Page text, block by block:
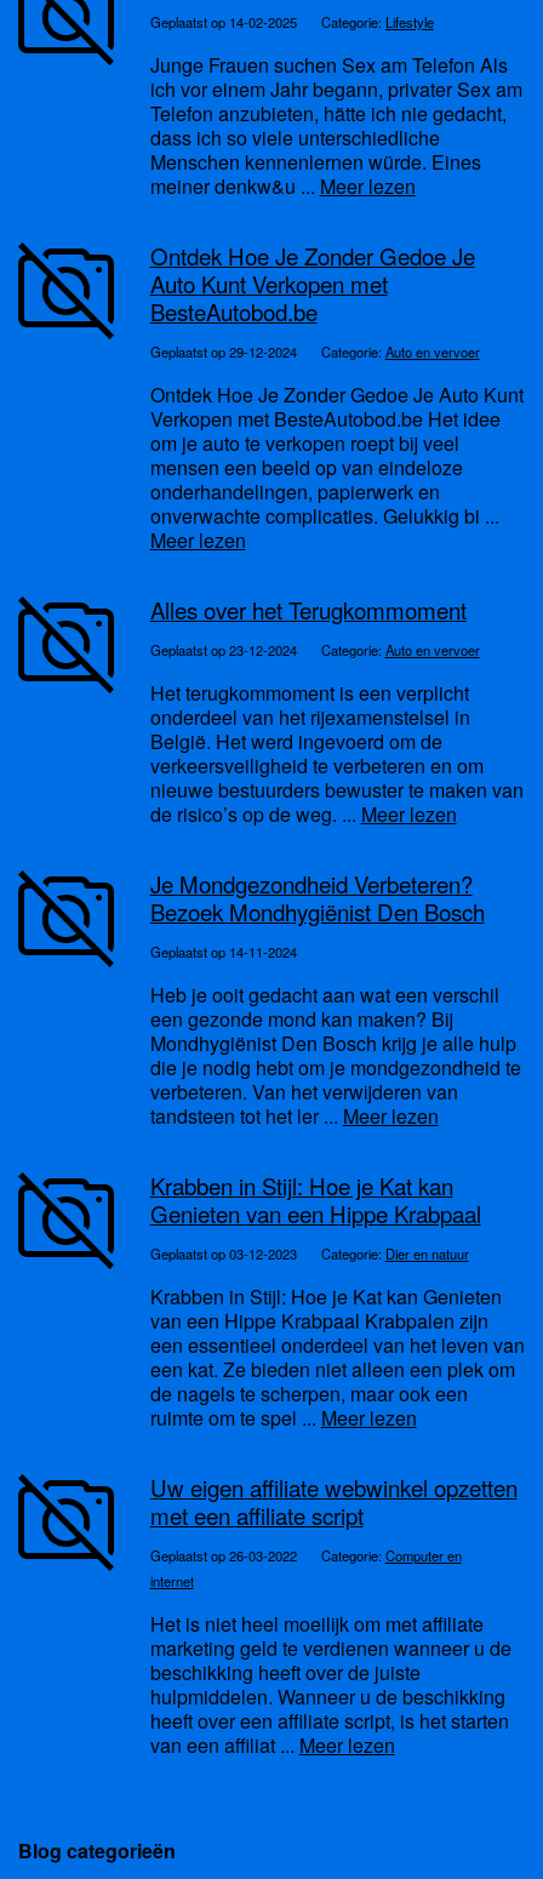
Geplaatst op 14-02-2025 Categorie:Lifestyle
Junge Frauen suchen Sex am Telefon Als
ich vor einem Jahr begann, privater Sex am
Telefon anzubieten, hätte ich nie gedacht,
dass ich so viele unterschiedliche
Menschen kennenlernen würde. Eines
meiner denkw&u ... Meer lezen
Ontdek Hoe Je Zonder Gedoe Je
Auto Kunt Verkopen met
BesteAutobod.be
Geplaatst op 29-12-2024 Categorie:Auto en vervoer
Ontdek Hoe Je Zonder Gedoe Je Auto Kunt
Verkopen met BesteAutobod.be Het idee
om je auto te verkopen roept bij veel
mensen een beeld op van eindeloze
onderhandelingen, papierwerk en
onverwachte complicaties. Gelukkig bi ...
Meer lezen
Alles over het Terugkommoment
Geplaatst op 23-12-2024 Categorie:Auto en vervoer
Het terugkommoment is een verplicht
onderdeel van het rijexamenstelsel in
België. Het werd ingevoerd om de
verkeersveiligheid te verbeteren en om
nieuwe bestuurders bewuster te maken van
de risico’s op de weg. ... Meer lezen
Je Mondgezondheid Verbeteren?
Bezoek Mondhygiënist Den Bosch
Geplaatst op 14-11-2024
Heb je ooit gedacht aan wat een verschil
een gezonde mond kan maken? Bij
Mondhygiënist Den Bosch krijg je alle hulp
die je nodig hebt om je mondgezondheid te
verbeteren. Van het verwijderen van
tandsteen tot het ler ... Meer lezen
Krabben in Stijl: Hoe je Kat kan
Genieten van een Hippe Krabpaal
Geplaatst op 03-12-2023 Categorie: Dier en natuur
Krabben in Stijl: Hoe je Kat kan Genieten
van een Hippe Krabpaal Krabpalen zijn
een essentieel onderdeel van het leven van
een kat. Ze bieden niet alleen een plek om
de nagels te scherpen, maar ook een
ruimte om te spel ... Meer lezen
Uw eigen affiliate webwinkel opzetten
met een affiliate script
Geplaatst op 26-03-2022 Categorie:Computer en
internet
Het is niet heel moeilijk om met affiliate
marketing geld te verdienen wanneer u de
beschikking heeft over de juiste
hulpmiddelen. Wanneer u de beschikking
heeft over een affiliate script, is het starten
van een affiliat ... Meer lezen
Blog categorieën